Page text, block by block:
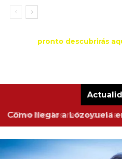
pronto descubrirás